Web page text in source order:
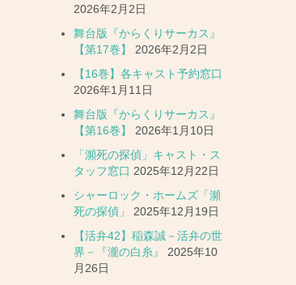
2026年2月2日
舞台版『からくりサーカス』
【第17巻】
2026年2月2日
【16巻】各キャスト予約窓口
2026年1月11日
舞台版『からくりサーカス』
【第16巻】
2026年1月10日
「瀕死の探偵」キャスト・ス
タッフ窓口 2025年12月22日
シャーロック・ホームズ「瀕
死の探偵」
2025年12月19日
【活弁42】稲森誠－活弁の世
界－『瀧の白糸』
2025年10
月26日